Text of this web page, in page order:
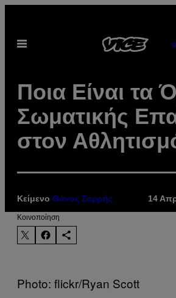
περιεχόμενο
Ανοίξτε
Ποια Είναι τα
Σωματικής
στον
Κείμενο Θάνος Σαρρής 14
Kοινοποίηση
Photo: flickr/Ryan Scott